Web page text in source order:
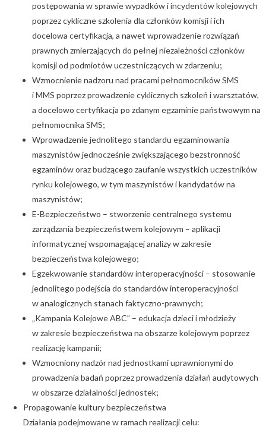
postępowania w sprawie wypadków i incydentów kolejowych
poprzez cykliczne szkolenia dla członków komisji i ich
docelowa certyfikacja, a nawet wprowadzenie rozwiązań
prawnych zmierzających do pełnej niezależności członków
komisji od podmiotów uczestniczących w zdarzeniu;
Wzmocnienie nadzoru nad pracami pełnomocników SMS
i MMS poprzez prowadzenie cyklicznych szkoleń i warsztatów,
a docelowo certyfikacja po zdanym egzaminie państwowym na
pełnomocnika SMS;
Wprowadzenie jednolitego standardu egzaminowania
maszynistów jednocześnie zwiększającego bezstronność
egzaminów oraz budzącego zaufanie wszystkich uczestników
rynku kolejowego, w tym maszynistów i kandydatów na
maszynistów;
E-Bezpieczeństwo – stworzenie centralnego systemu
zarządzania bezpieczeństwem kolejowym – aplikacji
informatycznej wspomagającej analizy w zakresie
bezpieczeństwa kolejowego;
Egzekwowanie standardów interoperacyjności – stosowanie
jednolitego podejścia do standardów interoperacyjności
w analogicznych stanach faktyczno-prawnych;
„Kampania Kolejowe ABC” – edukacja dzieci i młodzieży
w zakresie bezpieczeństwa na obszarze kolejowym poprzez
realizację kampanii;
Wzmocniony nadzór nad jednostkami uprawnionymi do
prowadzenia badań poprzez prowadzenia działań audytowych
w obszarze działalności jednostek;
Propagowanie kultury bezpieczeństwa
Działania podejmowane w ramach realizacji celu: